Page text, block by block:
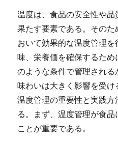
温度は、食品の安全性や
果たす要素である。 そのた
おいて効果的な温度管理
味、栄養価を確保するた
のような条件で管理され
味わいは大きく影響を受
温度管理の重要性と実践
る。まず、温度管理が食
ことが重要である。